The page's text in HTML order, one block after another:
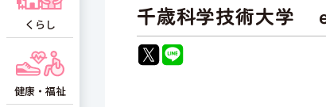
千歳科学技術大学
くらし
健康・福祉